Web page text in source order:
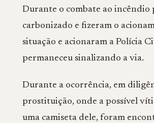
Durante o combate ao incêndio
carbonizado e fizeram o
situação e acionaram a Polícia
permaneceu sinalizando a via.
Durante a ocorrência, em
prostituição, onde a possível
uma camiseta dele, foram